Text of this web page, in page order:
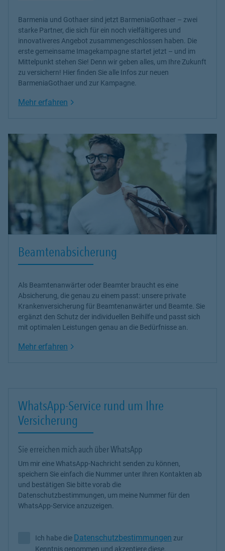
Barmenia und Gothaer sind jetzt BarmeniaGothaer – zwei
starke Partner, die sich für ein noch vielfältigeres und
innovativeres Angebot zusammengeschlossen haben. Die
erste gemeinsame Imagekampagne startet jetzt – und im
Mittelpunkt stehen Sie! Denn wir geben alles, um Ihre Zukunft
zu versichern! Hier finden Sie alle Infos zur neuen
BarmeniaGothaer und zur Kampagne.
Mehr erfahren Link Opens in New Tab
Beamtenabsicherung
Als Beamtenanwärter oder Beamter braucht es eine
Absicherung, die genau zu einem passt: unsere private
Krankenversicherung für Beamtenanwärter und Beamte. Sie
ergänzt den Schutz der individuellen Beihilfe und passt sich
mit optimalen Leistungen genau an die Bedürfnisse an.
Mehr erfahren Link Opens in New Tab
WhatsApp-Service rund um Ihre
Versicherung
Sie erreichen mich auch über WhatsApp
Um mir eine WhatsApp-Nachricht senden zu können,
speichern Sie einfach die Nummer unter Ihren Kontakten ab
und bestätigen Sie bitte vorab die
Datenschutzbestimmungen, um meine Nummer für den
WhatsApp-Service anzuzeigen.
Ich habe die Datenschutzbestimmungen zur Kenntnis
Ich habe die Datenschutzbestimmungen zur
Kenntnis genommen und akzeptiere diese.